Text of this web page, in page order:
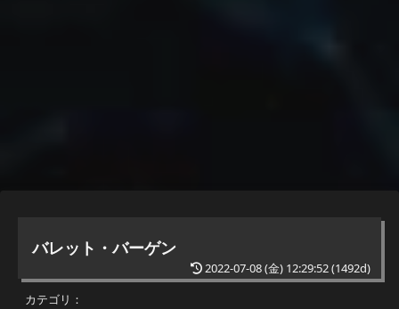
バレット・バーゲン
2022-07-08 (金) 12:29:52(1492d)
カテゴリ：